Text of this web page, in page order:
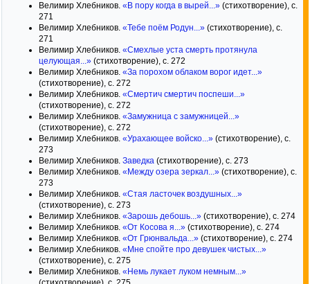
Велимир Хлебников. «В пору когда в вырей...» (стихотворение), с.
271
Велимир Хлебников. «Тебе поём Родун...» (стихотворение), с.
271
Велимир Хлебников. «Смехлые уста смерть протянула
целующая...» (стихотворение), с. 272
Велимир Хлебников. «За порохом облаком ворог идет...»
(стихотворение), с. 272
Велимир Хлебников. «Смертич смертич поспеши...»
(стихотворение), с. 272
Велимир Хлебников. «Замужница с замужницей...»
(стихотворение), с. 272
Велимир Хлебников. «Урахающее войско...» (стихотворение), с.
273
Велимир Хлебников. Заведка (стихотворение), с. 273
Велимир Хлебников. «Между озера зеркал...» (стихотворение), с.
273
Велимир Хлебников. «Стая ласточек воздушных...»
(стихотворение), с. 273
Велимир Хлебников. «Зарошь дебошь...» (стихотворение), с. 274
Велимир Хлебников. «От Косова я...» (стихотворение), с. 274
Велимир Хлебников. «От Грюнвальда...» (стихотворение), с. 274
Велимир Хлебников. «Мне спойте про девушек чистых...»
(стихотворение), с. 275
Велимир Хлебников. «Немь лукает луком немным...»